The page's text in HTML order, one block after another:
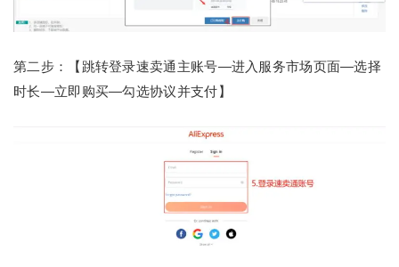
第二步：【跳转登录速卖通主账号—进入服务市场页面—选择
时长—立即购买—勾选协议并支付】